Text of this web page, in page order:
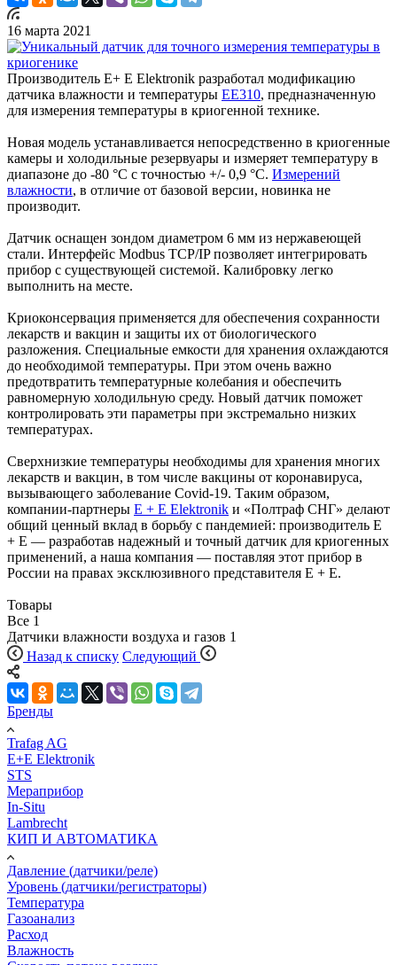
16 марта 2021
Производитель E+ E Elektronik разработал модификацию
датчика влажности и температуры EE310, предназначенную
для измерения температуры в криогенной технике.
Новая модель устанавливается непосредственно в криогенные
камеры и холодильные резервуары и измеряет температуру в
диапазоне до -80 °C с точностью +/- 0,9 °C. Измерений
влажности, в отличие от базовой версии, новинка не
производит.
Датчик оснащен зондом диаметром 6 мм из нержавеющей
стали. Интерфейс Modbus TCP/IP позволяет интегрировать
прибор с существующей системой. Калибровку легко
выполнить на месте.
Криоконсервация применяется для обеспечения сохранности
лекарств и вакцин и защиты их от биологического
разложения. Специальные емкости для хранения охлаждаются
до необходимой температуры. При этом очень важно
предотвратить температурные колебания и обеспечить
равномерную холодильную среду. Новый датчик поможет
контролировать эти параметры при экстремально низких
температурах.
Сверхнизкие температуры необходимы для хранения многих
лекарств и вакцин, в том числе вакцины от коронавируса,
вызывающего заболевание Covid-19. Таким образом,
компании-партнеры E + E Elektronik и «Полтраф СНГ» делают
общий ценный вклад в борьбу с пандемией: производитель E
+ E — разработав надежный и точный датчик для криогенных
применений, а наша компания — поставляя этот прибор в
России на правах эксклюзивного представителя E + E.
Товары
Все 1
Датчики влажности воздуха и газов 1
Назад к списку Следующий
Бренды
Trafag AG
E+E Elektronik
STS
Мераприбор
In-Situ
Lambrecht
КИП И АВТОМАТИКА
Давление (датчики/реле)
Уровень (датчики/регистраторы)
Температура
Газоанализ
Расход
Влажность